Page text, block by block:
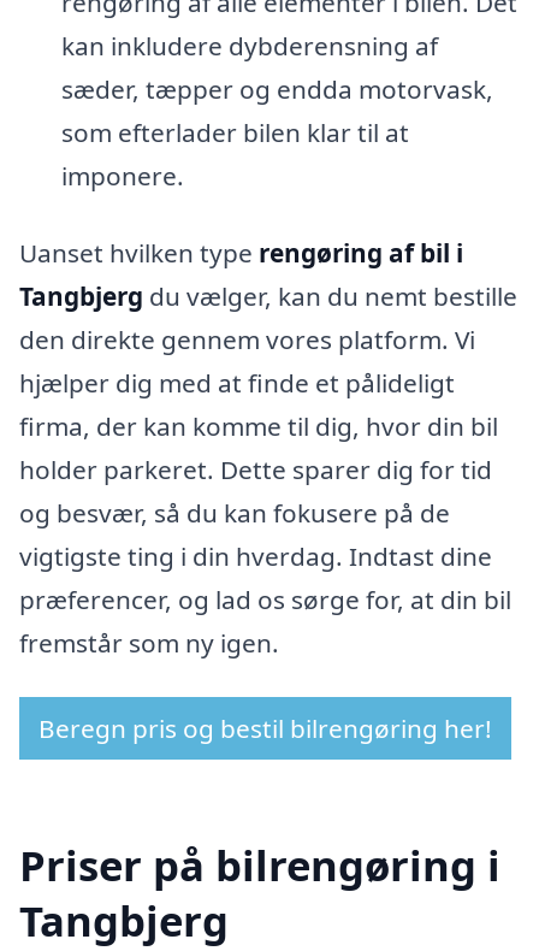
kan inkludere dybderensning af
sæder, tæpper og endda motorvask,
som efterlader bilen klar til at
imponere.
Uanset hvilken type rengøring af bil i
Tangbjerg du vælger, kan du nemt bestille
den direkte gennem vores platform. Vi
hjælper dig med at finde et pålideligt
firma, der kan komme til dig, hvor din bil
holder parkeret. Dette sparer dig for tid
og besvær, så du kan fokusere på de
vigtigste ting i din hverdag. Indtast dine
præferencer, og lad os sørge for, at din bil
fremstår som ny igen.
Beregn pris og bestil bilrengøring her!
Priser på bilrengøring i
Tangbjerg